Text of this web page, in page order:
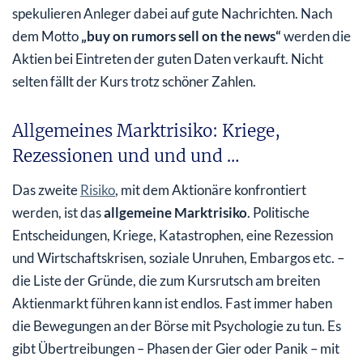
spekulieren Anleger dabei auf gute Nachrichten. Nach
dem Motto„buy on rumors sell on the news“werden die
Aktien bei Eintreten der guten Daten verkauft. Nicht
selten fällt der Kurs trotz schöner Zahlen.
Allgemeines Marktrisiko: Kriege,
Rezessionen und und und …
Das zweiteRisiko, mit dem Aktionäre konfrontiert
werden, ist dasallgemeine Marktrisiko. Politische
Entscheidungen, Kriege, Katastrophen, eine Rezession
und Wirtschaftskrisen, soziale Unruhen, Embargos etc. –
die Liste der Gründe, die zum Kursrutsch am breiten
Aktienmarkt führen kann ist endlos. Fast immer haben
die Bewegungen an der Börse mit Psychologie zu tun. Es
gibt Übertreibungen – Phasen der Gier oder Panik – mit